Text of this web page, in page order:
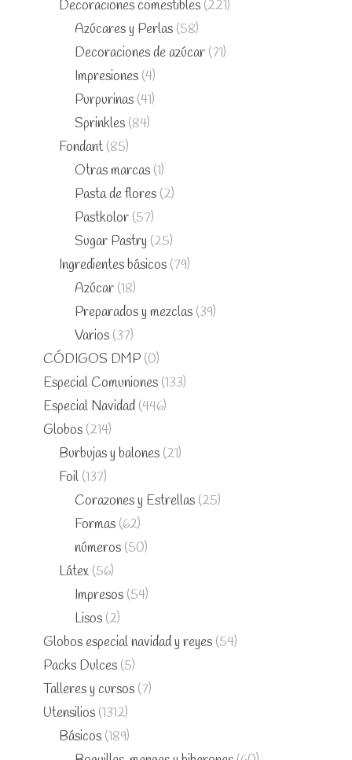
Decoraciones comestibles (221)
Azúcares y Perlas (58)
Decoraciones de azúcar (71)
Impresiones (4)
Purpurinas (41)
Sprinkles (84)
Fondant (85)
Otras marcas (1)
Pasta de flores (2)
Pastkolor (57)
Sugar Pastry (25)
Ingredientes básicos (79)
Azúcar (18)
Preparados y mezclas (39)
Varios (37)
CÓDIGOS DMP (0)
Especial Comuniones (133)
Especial Navidad (446)
Globos (214)
Burbujas y balones (21)
Foil (137)
Corazones y Estrellas (25)
Formas (62)
números (50)
Látex (56)
Impresos (54)
Lisos (2)
Globos especial navidad y reyes (54)
Packs Dulces (5)
Talleres y cursos (7)
Utensilios (1312)
Básicos (189)